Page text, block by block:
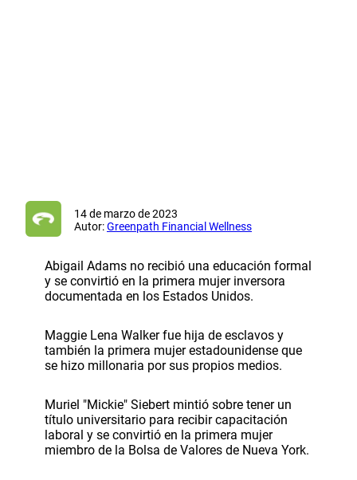
14 de marzo de 2023
Autor:Greenpath Financial Wellness
Abigail Adams no recibió una educación formal
y se convirtió en la primera mujer inversora
documentada en los Estados Unidos.
Maggie Lena Walker fue hija de esclavos y
también la primera mujer estadounidense que
se hizo millonaria por sus propios medios.
Muriel "Mickie" Siebert mintió sobre tener un
título universitario para recibir capacitación
laboral y se convirtió en la primera mujer
miembro de la Bolsa de Valores de Nueva York.